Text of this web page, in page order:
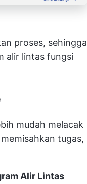
proses, sehingga
alir lintas fungsi
mudah melacak
tugas,
Alir Lintas